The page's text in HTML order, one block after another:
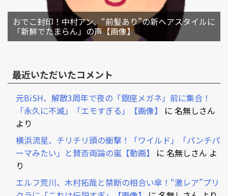
おでこ封印！中村アン、“前髪あり”の新ヘアスタイルに
「新鮮でたまらん」の声【画像】
最近いただいたコメント
元BiSH、解散3周年で夜の「銀座メガネ」前に集合！
「永久に不滅」「エモすぎる」【画像】
に 名無しさん
より
横浜流星、チリチリ頭の衝撃！「ワイルド」「パンチパ
ーマみたい」と賛否両論の嵐【動画】
に 名無しさん よ
り
エルフ荒川、木村拓哉と禁断の相合い傘！“激レア”プリ